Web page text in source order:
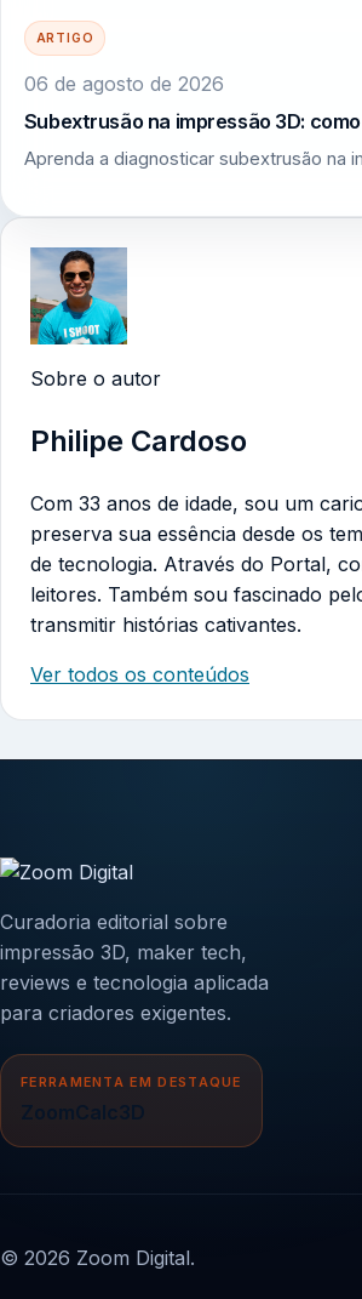
ARTIGO
06 de agosto de 2026
Subextrusão na impressão 3D:
Aprenda a diagnosticar subextrusão na
Sobre o autor
Philipe Cardoso
Com 33 anos de idade, sou um
preserva sua essência desde os
de tecnologia. Através do Portal,
leitores. Também sou fascinado
transmitir histórias cativantes.
Ver todos os conteúdos
Curadoria editorial sobre
impressão 3D, maker tech,
reviews e tecnologia aplicada
para criadores exigentes.
FERRAMENTA EM DESTAQUE
ZoomCalc3D
© 2026 Zoom Digital.